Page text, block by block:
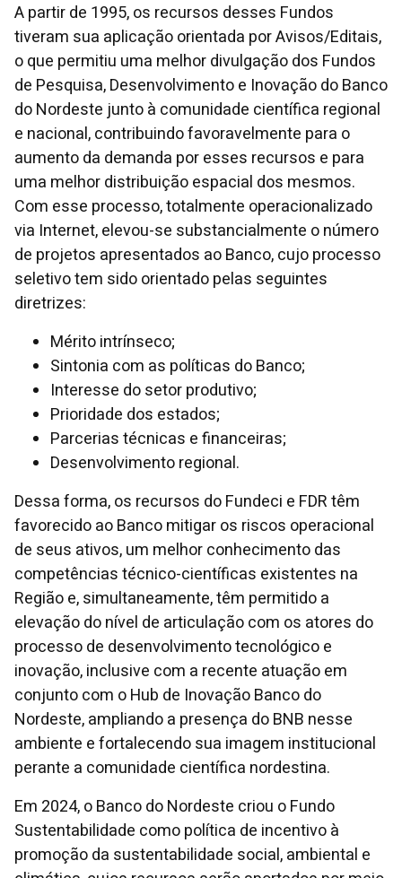
A partir de 1995, os recursos desses Fundos
tiveram sua aplicação orientada por Avisos/Editais,
o que permitiu uma melhor divulgação dos Fundos
de Pesquisa, Desenvolvimento e Inovação do Banco
do Nordeste junto à comunidade científica regional
e nacional, contribuindo favoravelmente para o
aumento da demanda por esses recursos e para
uma melhor distribuição espacial dos mesmos.
Com esse processo, totalmente operacionalizado
via Internet, elevou-se substancialmente o número
de projetos apresentados ao Banco, cujo processo
seletivo tem sido orientado pelas seguintes
diretrizes:
Mérito intrínseco;
Sintonia com as políticas do Banco;
Interesse do setor produtivo;
Prioridade dos estados;
Parcerias técnicas e financeiras;
Desenvolvimento regional.
Dessa forma, os recursos do Fundeci e FDR têm
favorecido ao Banco mitigar os riscos operacional
de seus ativos, um melhor conhecimento das
competências técnico-científicas existentes na
Região e, simultaneamente, têm permitido a
elevação do nível de articulação com os atores do
processo de desenvolvimento tecnológico e
inovação, inclusive com a recente atuação em
conjunto com o Hub de Inovação Banco do
Nordeste, ampliando a presença do BNB nesse
ambiente e fortalecendo sua imagem institucional
perante a comunidade científica nordestina.
Em 2024, o Banco do Nordeste criou o Fundo
Sustentabilidade como política de incentivo à
promoção da sustentabilidade social, ambiental e